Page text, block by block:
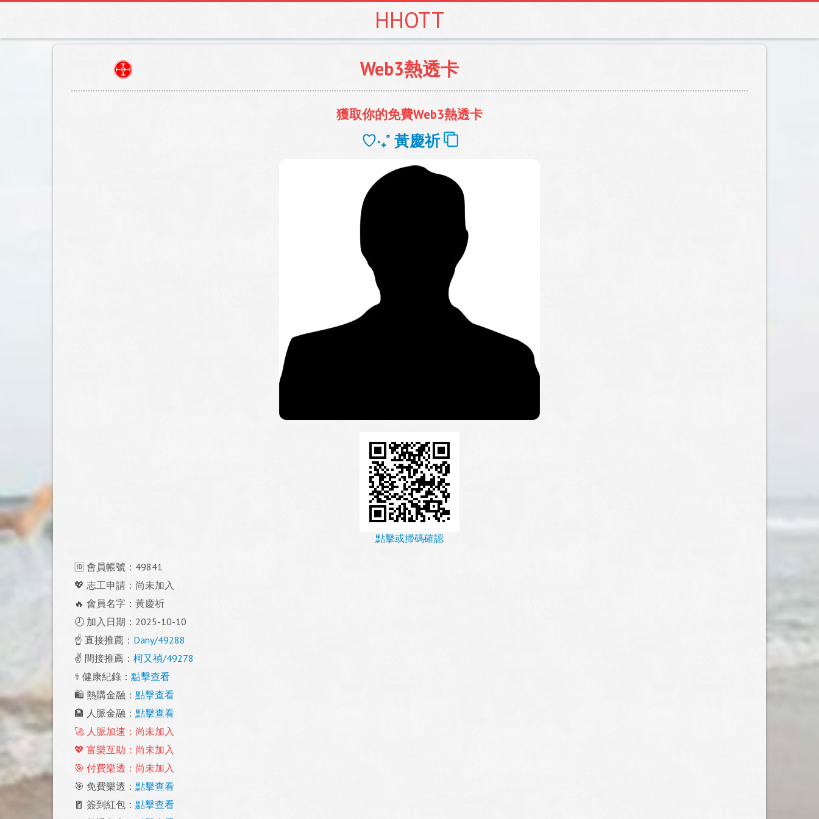
HHOTT
Web3熱透卡
獲取你的免費Web3熱透卡
♡‧₊˚ ️ 黃慶祈
點擊或掃碼確認
🆔 會員帳號：49841
💖 志工申請：尚未加入
🔥 會員名字：黃慶祈
🕗 加入日期：2025-10-10
☝️ 直接推薦： Dany/49288
✌️ 間接推薦： 柯又禎/49278
⚕️ 健康紀錄： 點擊查看
🛍️ 熱購金融： 點擊查看
🏦 人脈金融： 點擊查看
🚀 人脈加速：尚未加入
💖 富樂互助：尚未加入
🎯 付費樂透：尚未加入
🎯 免費樂透： 點擊查看
🧧 簽到紅包： 點擊查看